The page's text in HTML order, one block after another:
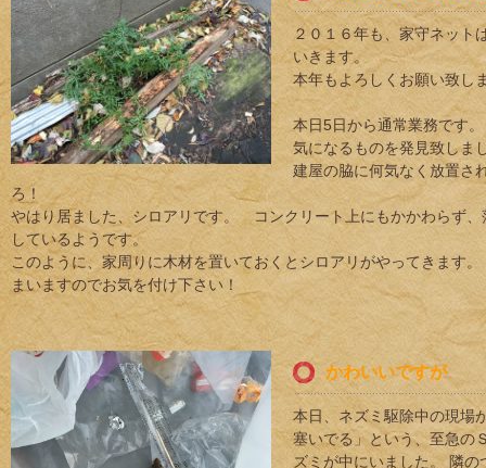
２０１６年も、家守ネット
いきます。
本年もよろしくお願い致し
本日5日から通常業務です
気になるものを発見致しま
建屋の脇に何気なく放置さ
ろ！
やはり居ました、シロアリです。 コンクリート上にもかかわらず
しているようです。
このように、家周りに木材を置いておくとシロアリがやってきます
まいますのでお気を付け下さい！
かわいいですが
本日、ネズミ駆除中の現場
塞いでる」という、至急の
ズミが中にいました。 隣